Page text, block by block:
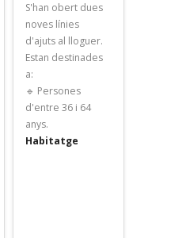
S'han obert dues
noves línies
d'ajuts al lloguer.
Estan destinades
a:
🔹 Persones
d'entre 36 i 64
anys.
Habitatge